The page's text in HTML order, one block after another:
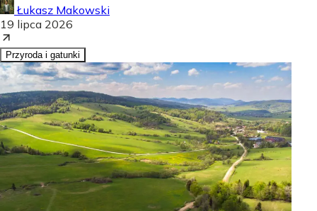
Łukasz Makowski
19 lipca 2026
Przyroda i gatunki